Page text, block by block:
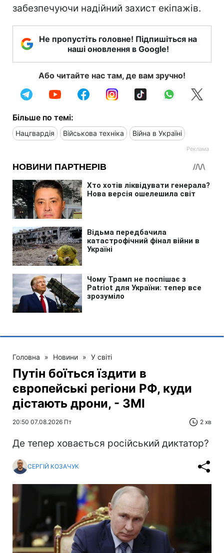
забезпечуючи надійний захист екіпажів.
Не пропустіть головне! Підпишіться на
наші оновлення в Google!
Або читайте нас там, де вам зручно!
Більше по темі:
Нацгвардія Військова техніка Війна в Україні
Головна » Новини » У світі
Путін боїться їздити в
європейські регіони РФ, куди
дістають дрони, - ЗМІ
20:50 07.08.2026 Пт 2 хв
Де тепер ховається російський диктатор?
СЕРГІЙ КОЗАЧУК